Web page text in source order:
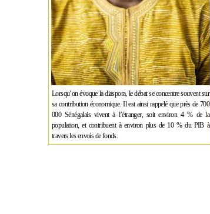
Lorsqu’on évoque la diaspora, le débat se concentre souvent sur
sa contribution économique. Il est ainsi rappelé que près de 700
000 Sénégalais vivent à l’étranger, soit environ 4 % de la
population, et contribuent à environ plus de 10 % du PIB à
travers les envois de fonds.